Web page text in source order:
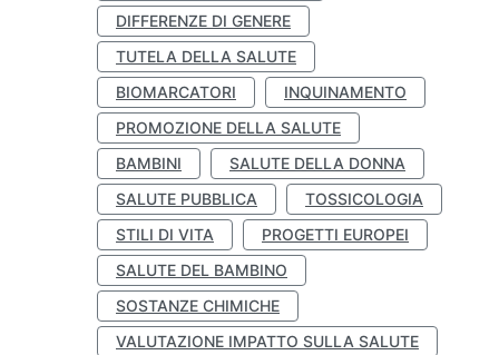
DIFFERENZE DI GENERE
TUTELA DELLA SALUTE
BIOMARCATORI
INQUINAMENTO
PROMOZIONE DELLA SALUTE
BAMBINI
SALUTE DELLA DONNA
SALUTE PUBBLICA
TOSSICOLOGIA
STILI DI VITA
PROGETTI EUROPEI
SALUTE DEL BAMBINO
SOSTANZE CHIMICHE
VALUTAZIONE IMPATTO SULLA SALUTE